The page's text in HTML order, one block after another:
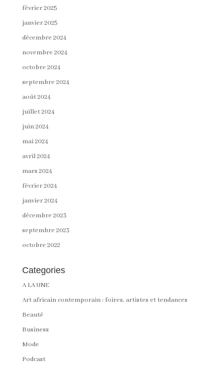
février 2025
janvier 2025
décembre 2024
novembre 2024
octobre 2024
septembre 2024
août 2024
juillet 2024
juin 2024
mai 2024
avril 2024
mars 2024
février 2024
janvier 2024
décembre 2023
septembre 2023
octobre 2022
Categories
A LA UNE
Art africain contemporain : foires, artistes et tendances
Beauté
Business
Mode
Podcast